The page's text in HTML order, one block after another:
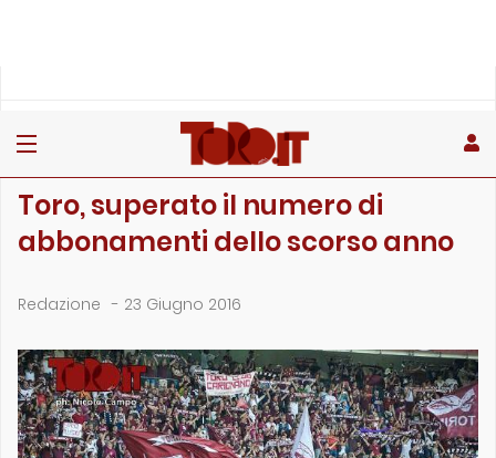
Toro, superato il numero di
abbonamenti dello scorso anno
Redazione - 23 Giugno 2016